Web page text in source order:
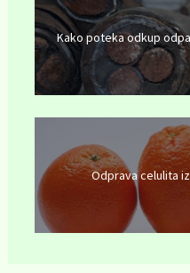
Kako poteka odkup
Odprava celulita